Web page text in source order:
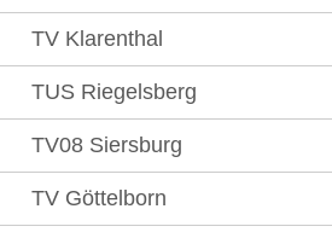
TV Klarenthal
TUS Riegelsberg
TV08 Siersburg
TV Göttelborn